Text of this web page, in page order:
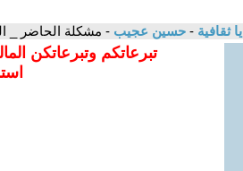
ثقافية - حسين عجيب - مشكلة الحاضر _
تبرعاتكم وتبرعاتكن